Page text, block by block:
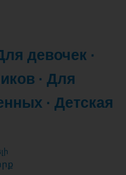
девочек ·
· Для
· Детская